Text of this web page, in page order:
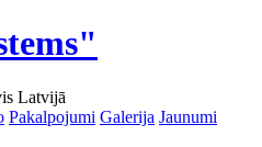
Latvijā
Pakalpojumi Galerija Jaunumi